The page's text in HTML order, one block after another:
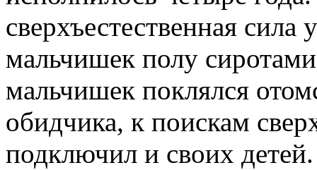
сверхъестественная сила
мальчишек полу
мальчишек поклялся
обидчика, к поискам
подключил и своих детей.